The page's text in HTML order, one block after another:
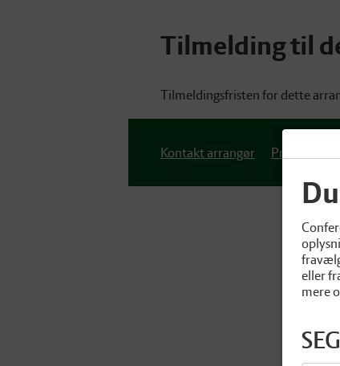
Tilmelding til
Tilmeldingsfristen for dette
Kontakt arrangør
eller
mere